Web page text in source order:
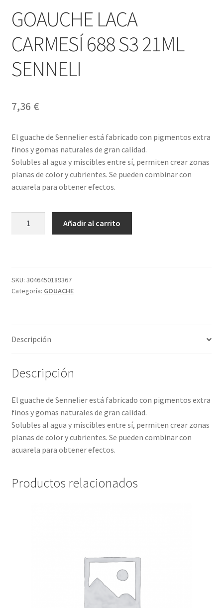
GOAUCHE LACA
CARMESÍ 688 S3 21ML
SENNELI
7,36 €
El guache de Sennelier está fabricado con pigmentos extra
finos y gomas naturales de gran calidad.
Solubles al agua y miscibles entre sí, permiten crear zonas
planas de color y cubrientes. Se pueden combinar con
acuarela para obtener efectos.
21ML
SENNELI
Añadir al carrito
SKU: 3046450189367
Categoría: GOUACHE
Descripción
Descripción
El guache de Sennelier está fabricado con pigmentos extra
finos y gomas naturales de gran calidad.
Solubles al agua y miscibles entre sí, permiten crear zonas
planas de color y cubrientes. Se pueden combinar con
acuarela para obtener efectos.
Productos relacionados